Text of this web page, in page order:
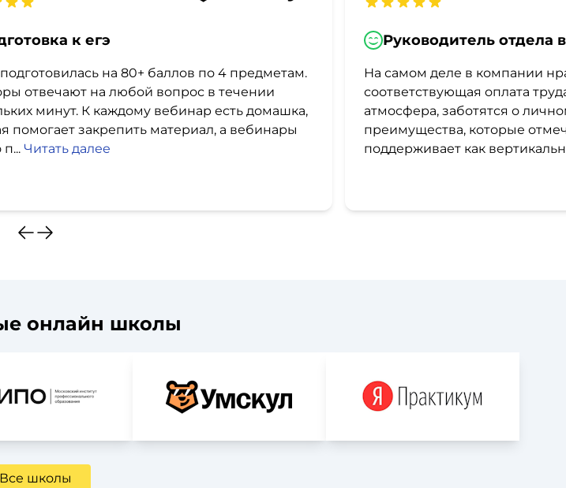
к егэ
на 80+ баллов по 4 предметам.
отвечают на любой вопрос в течении
минут. К каждому вебинар есть домашка,
помогает закрепить материал, а вебинары
Читать далее
Руководитель отдела
На самом деле в компании
соответствующая оплата
атмосфера, заботятся о
преимущества, которые
поддерживает как
онлайн школы
Все школы